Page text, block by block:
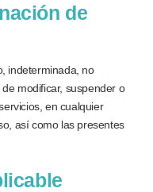
de
indeterminada, no
modificar, suspender o
en cualquier
así como las presentes